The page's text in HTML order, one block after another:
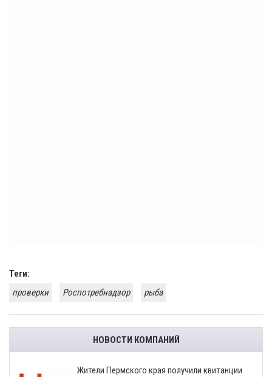
Теги:
проверки
Роспотребнадзор рыба
НОВОСТИ КОМПАНИЙ
​Жители Пермского края получили квитанции